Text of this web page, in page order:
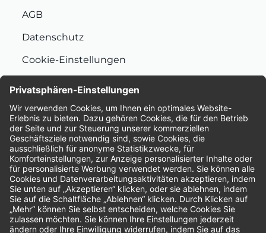
AGB
Datenschutz
Cookie-Einstellungen
Bewertungen